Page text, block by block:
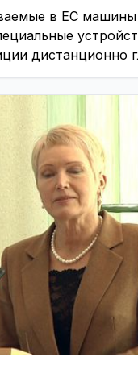
в ЕС машины
дистанционно
Это ещё